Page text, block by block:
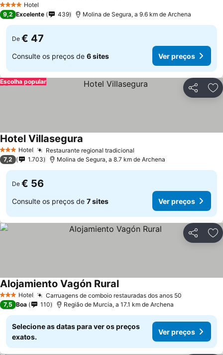
4 EstrelasHotel
9,2 Excelente 439 Molina de Segura, a 9.6 km de Archena
De € 47
Consulte os preços de 6 sites Ver preços
Partilhar
Escolha popular
3 EstrelasHotel Restaurante regional tradicional
Hotel Villasegura
7,2 1.703 Molina de Segura, a 8.7 km de Archena
De € 56
Consulte os preços de 7 sites Ver preços
Partilhar
3 EstrelasHotel Carruagens de comboio restauradas dos anos 50
Alojamiento Vagón Rural
7,5 Boa 110 Região de Murcia, a 17.1 km de Archena
Selecione as datas para ver os preços
exatos.
Ver preços